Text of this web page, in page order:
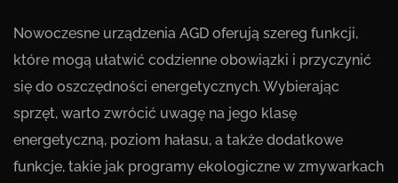
Nowoczesne urządzenia AGD oferują szereg funkcji,
które mogą ułatwić codzienne obowiązki i przyczynić
się do oszczędności energetycznych. Wybierając
sprzęt, warto zwrócić uwagę na jego klasę
energetyczną, poziom hałasu, a także dodatkowe
funkcje, takie jak programy ekologiczne w zmywarkach